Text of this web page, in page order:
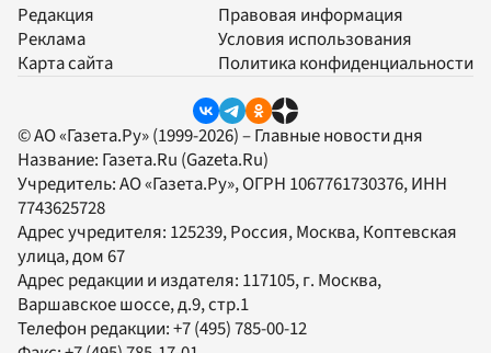
Редакция
Реклама
Карта сайта
Правовая информация
Условия использования
Политика конфиденциальности
© АО «Газета.Ру» (1999-2026) – Главные новости дня
Название: Газета.Ru (Gazeta.Ru)
Учредитель:АО «Газета.Ру», ОГРН 1067761730376, ИНН
7743625728
Адрес учредителя: 125239, Россия, Москва, Коптевская
улица, дом 67
Адрес редакции и издателя: 117105, г. Москва,
Варшавское шоссе, д.9, стр.1
Телефон редакции:+7 (495) 785-00-12